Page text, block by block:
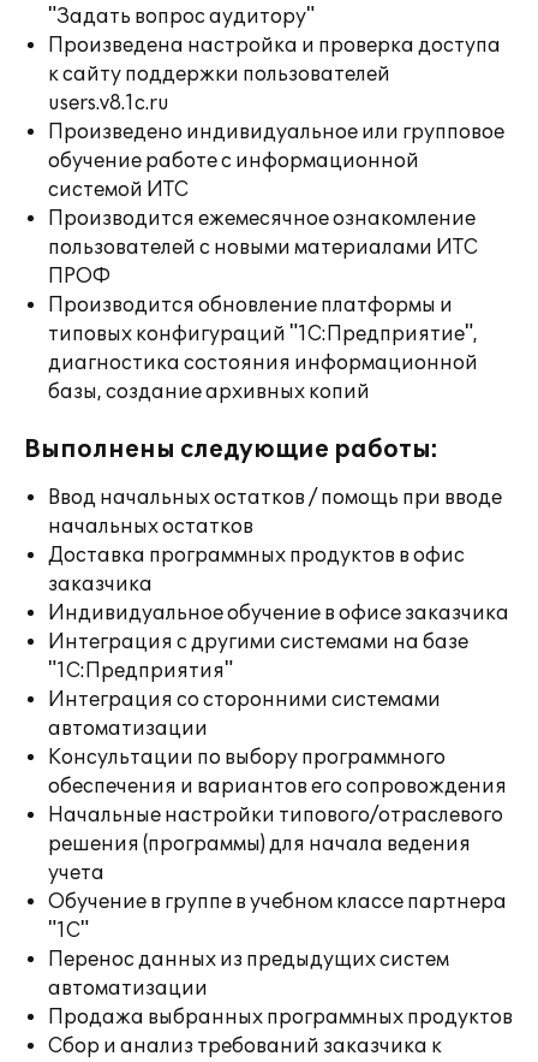
"Задать вопрос аудитору"
Произведена настройка и проверка доступа
к сайту поддержки пользователей
users.v8.1c.ru
Произведено индивидуальное или групповое
обучение работе с информационной
системой ИТС
Производится ежемесячное ознакомление
пользователей с новыми материалами ИТС
ПРОФ
Производится обновление платформы и
типовых конфигураций "1С:Предприятие",
диагностика состояния информационной
базы, создание архивных копий
Выполнены следующие работы:
Ввод начальных остатков / помощь при вводе
начальных остатков
Доставка программных продуктов в офис
заказчика
Индивидуальное обучение в офисе заказчика
Интеграция с другими системами на базе
"1С:Предприятия"
Интеграция со сторонними системами
автоматизации
Консультации по выбору программного
обеспечения и вариантов его сопровождения
Начальные настройки типового/отраслевого
решения (программы) для начала ведения
учета
Обучение в группе в учебном классе партнера
"1С"
Перенос данных из предыдущих систем
автоматизации
Продажа выбранных программных продуктов
Сбор и анализ требований заказчика к